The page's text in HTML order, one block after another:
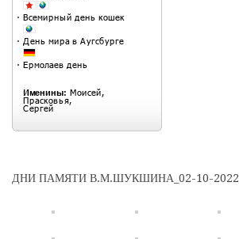
ДНИ ПАМЯТИ В.М.ШУКШИНА_02-10-2022